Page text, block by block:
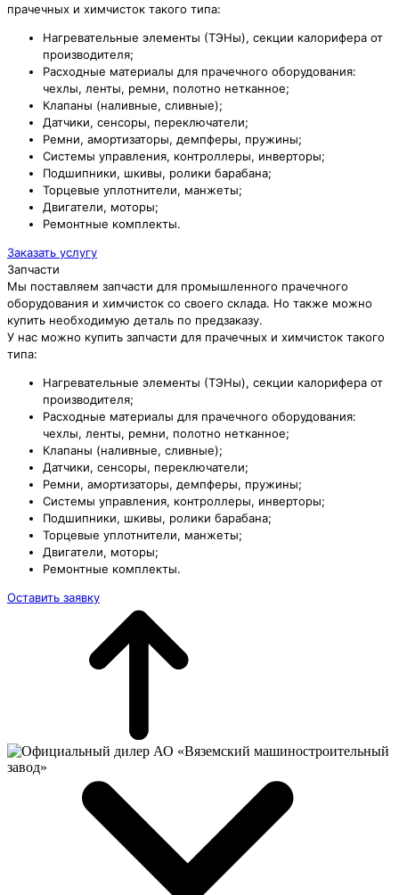
прачечных и химчисток такого типа:
Нагревательные элементы (ТЭНы), секции калорифера от
производителя;
Расходные материалы для прачечного оборудования:
чехлы, ленты, ремни, полотно нетканное;
Клапаны (наливные, сливные);
Датчики, сенсоры, переключатели;
Ремни, амортизаторы, демпферы, пружины;
Системы управления, контроллеры, инверторы;
Подшипники, шкивы, ролики барабана;
Торцевые уплотнители, манжеты;
Двигатели, моторы;
Ремонтные комплекты.
Заказать услугу
Запчасти
Мы поставляем запчасти для промышленного прачечного
оборудования и химчисток со своего склада. Но также можно
купить необходимую деталь по предзаказу.
У нас можно купить запчасти для прачечных и химчисток такого
типа:
Нагревательные элементы (ТЭНы), секции калорифера от
производителя;
Расходные материалы для прачечного оборудования:
чехлы, ленты, ремни, полотно нетканное;
Клапаны (наливные, сливные);
Датчики, сенсоры, переключатели;
Ремни, амортизаторы, демпферы, пружины;
Системы управления, контроллеры, инверторы;
Подшипники, шкивы, ролики барабана;
Торцевые уплотнители, манжеты;
Двигатели, моторы;
Ремонтные комплекты.
Оставить заявку